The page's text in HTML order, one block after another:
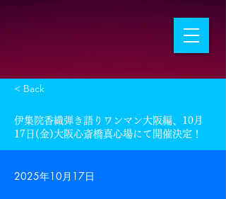
< Back
伊集院香織弾き語りワンマン大阪編、10月
17日(金)大阪心斎橋真心場にて開催決定！
2025年10月17日